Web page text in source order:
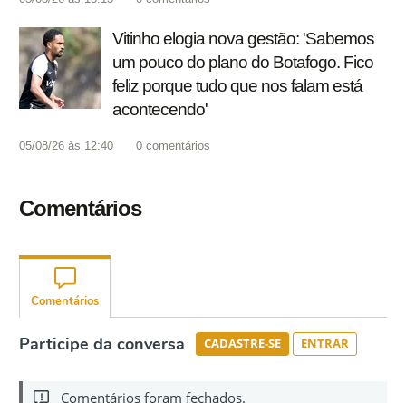
Vitinho elogia nova gestão: 'Sabemos
um pouco do plano do Botafogo. Fico
feliz porque tudo que nos falam está
acontecendo'
05/08/26 às 12:40 0 comentários
Comentários